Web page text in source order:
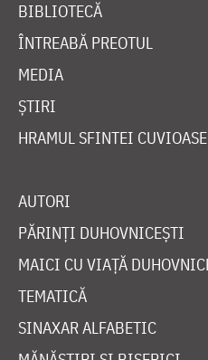
BIBLIOTECĂ
ÎNTREABĂ PREOTUL
MEDIA
ȘTIRI
HRAMUL SFINTEI
AUTORI
PĂRINȚI DUHOVNICEȘTI
MAICI CU VIAȚĂ
TEMATICĂ
SINAXAR ALFABETIC